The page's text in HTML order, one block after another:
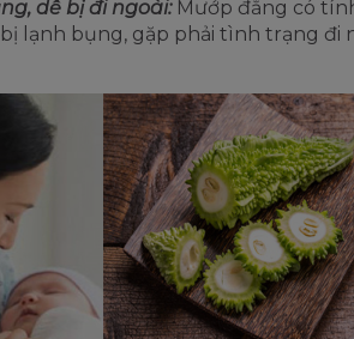
dễ bị đi ngoài:Mướp đắng có
lạnh bụng, gặp phải tình trạng đi